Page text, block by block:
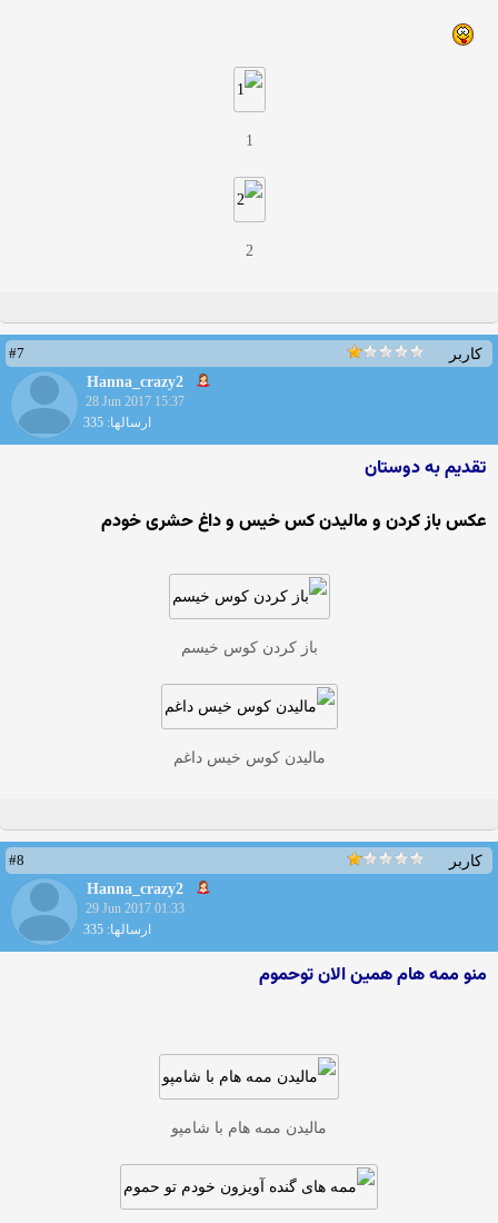
1
2
کاربر
#7
Hanna_crazy2
28 Jun 2017 15:37
ارسالها: 335
تقدیم به دوستان
عکس باز کردن و مالیدن کس خیس و داغ حشری خودم
باز کردن کوس خیسم
مالیدن کوس خیس داغم
کاربر
#8
Hanna_crazy2
29 Jun 2017 01:33
ارسالها: 335
منو ممه هام همین الان توحموم
مالیدن ممه هام با شامپو